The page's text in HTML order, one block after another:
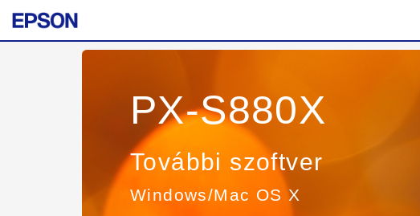
PX-S880X
További szoftver
Windows/Mac OS X